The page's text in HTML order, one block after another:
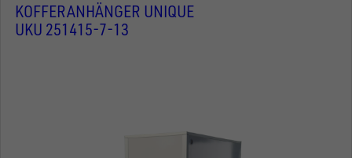
KOFFERANHÄNGER UNIQUE
UKU 251415-7-13